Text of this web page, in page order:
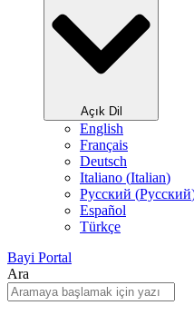
Açık Dil
English
Français
Deutsch
Italiano (Italian)
Русский (Pусский
Español
Türkçe
Bayi Portal
Ara